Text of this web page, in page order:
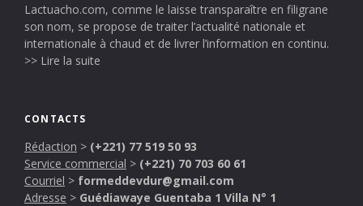
Lactuacho.com, comme le laisse transparaître en filigrane
son nom, se propose de traiter l’actualité nationale et
internationale à chaud et de livrer l’information en continu.
>> Lire la suite
CONTACTS
Rédaction > (+221) 77 519 50 93
Service commercial > (+221) 70 703 60 61
Courriel > formeddevdur@gmail.com
Adresse > Guédiawaye Guentaba 1 Villa N° 1